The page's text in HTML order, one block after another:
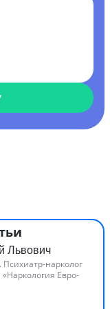
Львович
нарколог
Евро-